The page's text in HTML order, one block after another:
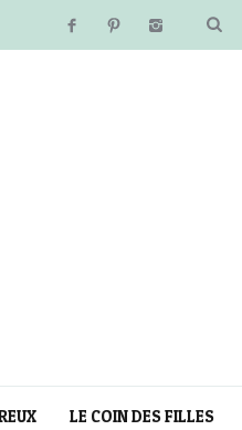
LE COIN DES FILLES